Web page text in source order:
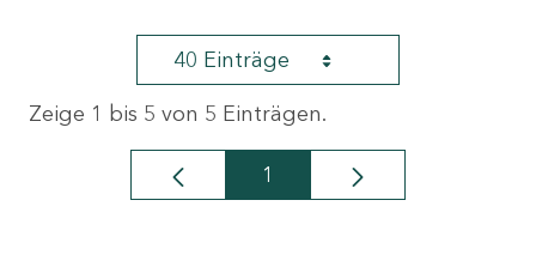
40 Einträge
Zeige 1 bis 5 von 5 Einträgen.
Seite
1